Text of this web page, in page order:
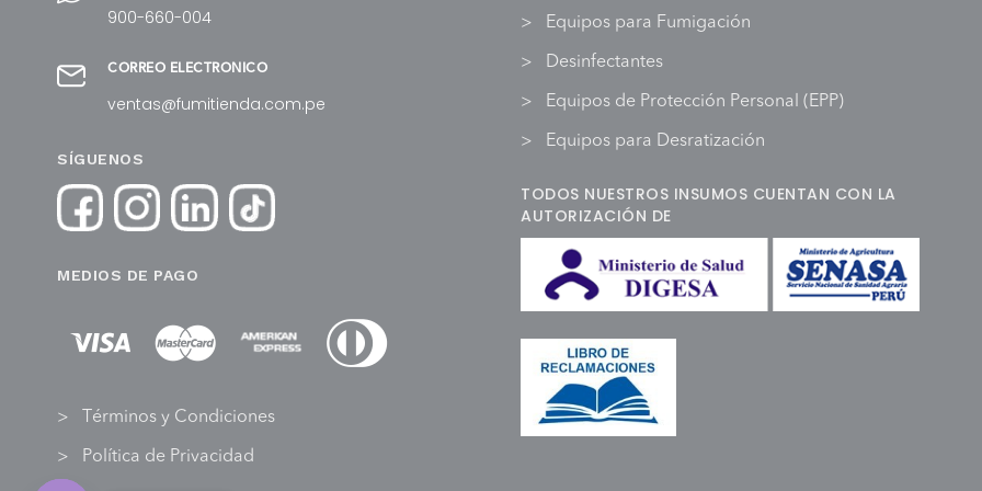
900-660-004
CORREO ELECTRÓNICO
ventas@fumitienda.com.pe
SÍGUENOS
MEDIOS DE PAGO
Términos y Condiciones
Política de Privacidad
Equipos para Fumigación
Desinfectantes
Equipos de Protección Personal (EPP)
Equipos para Desratización
TODOS NUESTROS INSUMOS CUENTAN CON LA
AUTORIZACIÓN DE